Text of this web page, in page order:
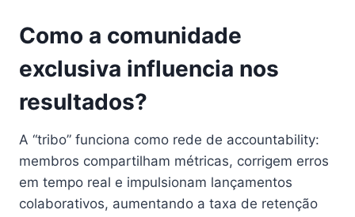
Como a comunidade
exclusiva influencia nos
resultados?
A “tribo” funciona como rede de accountability:
membros compartilham métricas, corrigem erros
em tempo real e impulsionam lançamentos
colaborativos, aumentando a taxa de retenção